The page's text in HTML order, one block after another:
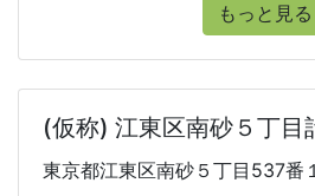
もっと見る
(仮称) 江東区南砂５丁目
東京都江東区南砂５丁目537番